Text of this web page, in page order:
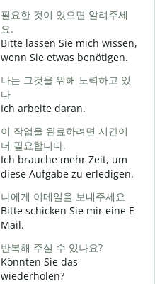
필요한 것이 있으면 알려주세
요.
Bitte lassen Sie mich wissen,
wenn Sie etwas benötigen.
나는 그것을 위해 노력하고 있
다
Ich arbeite daran.
이 작업을 완료하려면 시간이
더 필요합니다.
Ich brauche mehr Zeit, um
diese Aufgabe zu erledigen.
나에게 이메일을 보내주세요
Bitte schicken Sie mir eine E-
Mail.
반복해 주실 수 있나요?
Könnten Sie das
wiederholen?